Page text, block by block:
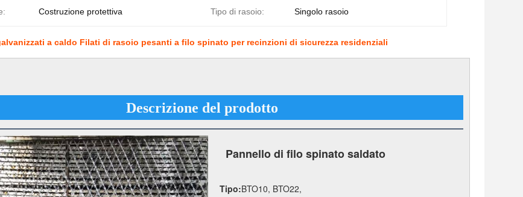
Costruzione protettiva Tipo di rasoio: Singolo rasoio
a caldo Filati di rasoio pesanti a filo spinato per recinzioni di sicurezza residenziali
Descrizione del prodotto
Pannello di filo spinato saldato
Tipo:BTO10, BTO22,